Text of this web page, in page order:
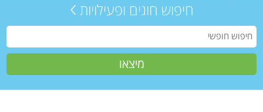
חיפוש חוגים ופעילויות